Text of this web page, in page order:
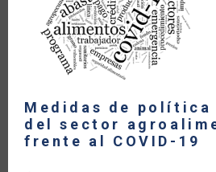
Medidas de política
del sector
frente al COVID-19